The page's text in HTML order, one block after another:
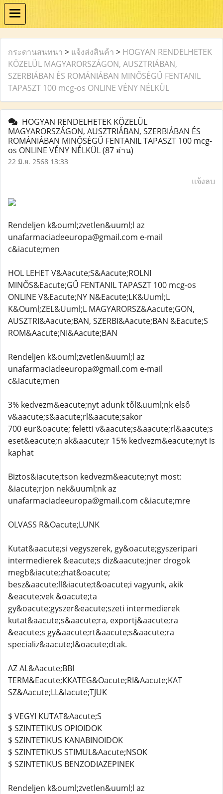
กระดานสนทนา > แจ้งส่งสินค้า > HOGYAN RENDELHETEK
KÖZELÜL MAGYARORSZÁGON, AUSZTRIÁBAN,
SZERBIÁBAN ÉS ROMÁNIÁBAN MINŐSÉGŰ FENTANIL
TAPASZT 100 mcg-os ONLINE VÉNY NÉLKÜL
HOGYAN RENDELHETEK KÖZELÜL
MAGYARORSZÁGON, AUSZTRIÁBAN, SZERBIÁBAN ÉS
ROMÁNIÁBAN MINŐSÉGŰ FENTANIL TAPASZT 100 mcg-
os ONLINE VÉNY NÉLKÜL(87 อ่าน)
22 มิ.ย. 2568 13:33
แจ้งลบ
Rendeljen k&ouml;zvetlen&uuml;l az
unafarmaciadeeuropa@gmail.com e-mail
c&iacute;men
HOL LEHET V&Aacute;S&Aacute;ROLNI
MINŐS&Eacute;GŰ FENTANIL TAPASZT 100 mcg-os
ONLINE V&Eacute;NY N&Eacute;LK&Uuml;L
K&Ouml;ZEL&Uuml;L MAGYARORSZ&Aacute;GON,
AUSZTRI&Aacute;BAN, SZERBI&Aacute;BAN &Eacute;S
ROM&Aacute;NI&Aacute;BAN
Rendeljen k&ouml;zvetlen&uuml;l az
unafarmaciadeeuropa@gmail.com e-mail
c&iacute;men
3% kedvezm&eacute;nyt adunk től&uuml;nk első
v&aacute;s&aacute;rl&aacute;sakor
700 eur&oacute; feletti v&aacute;s&aacute;rl&aacute;s
eset&eacute;n ak&aacute;r 15% kedvezm&eacute;nyt is
kaphat
Biztos&iacute;tson kedvezm&eacute;nyt most:
&iacute;rjon nek&uuml;nk az
unafarmaciadeeuropa@gmail.com c&iacute;mre
OLVASS R&Oacute;LUNK
Kutat&aacute;si vegyszerek, gy&oacute;gyszeripari
intermedierek &eacute;s diz&aacute;jner drogok
megb&iacute;zhat&oacute;
besz&aacute;ll&iacute;t&oacute;i vagyunk, akik
&eacute;vek &oacute;ta
gy&oacute;gyszer&eacute;szeti intermedierek
kutat&aacute;s&aacute;ra, exportj&aacute;ra
&eacute;s gy&aacute;rt&aacute;s&aacute;ra
specializ&aacute;l&oacute;dtak.
AZ AL&Aacute;BBI
TERM&Eacute;KKATEG&Oacute;RI&Aacute;KAT
SZ&Aacute;LL&Iacute;TJUK
$ VEGYI KUTAT&Aacute;S
$ SZINTETIKUS OPIOIDOK
$ SZINTETIKUS KANABINOIDOK
$ SZINTETIKUS STIMUL&Aacute;NSOK
$ SZINTETIKUS BENZODIAZEPINEK
Rendeljen k&ouml;zvetlen&uuml;l az